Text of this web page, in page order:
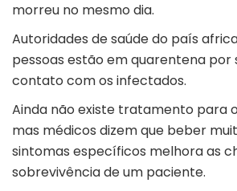
morreu no mesmo dia.
Autoridades de saúde do país
pessoas estão em quarentena por
contato com os infectados.
Ainda não existe tratamento para
mas médicos dizem que beber
sintomas específicos melhora as
sobrevivência de um paciente.